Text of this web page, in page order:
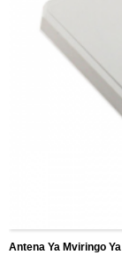
Antena Ya Mviringo